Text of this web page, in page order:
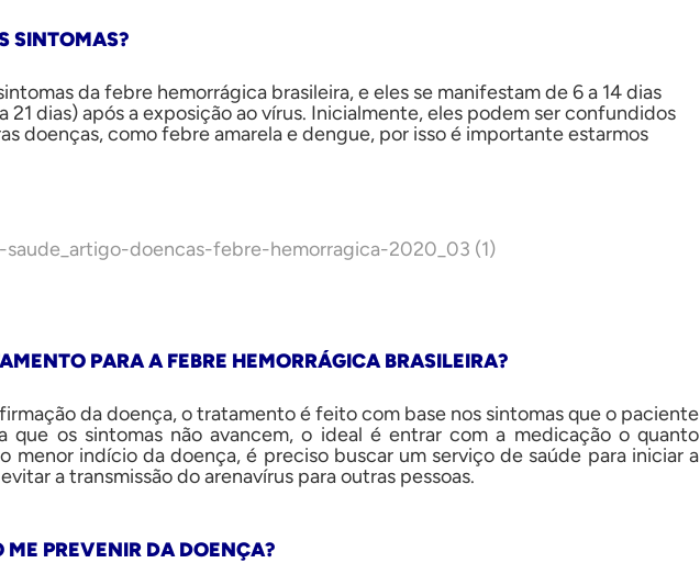
SINTOMAS?
da febre hemorrágica brasileira, e eles se manifestam de 6 a 14 dias
21 dias) após a exposição ao vírus. Inicialmente, eles podem ser confundidos
doenças, como febre amarela e dengue, por isso é importante estarmos
PARA A FEBRE HEMORRÁGICA BRASILEIRA?
da doença, o tratamento é feito com base nos sintomas que o paciente
que os sintomas não avancem, o ideal é entrar com a medicação o quanto
menor indício da doença, é preciso buscar um serviço de saúde para iniciar a
a transmissão do arenavírus para outras pessoas.
ME PREVENIR DA DOENÇA?